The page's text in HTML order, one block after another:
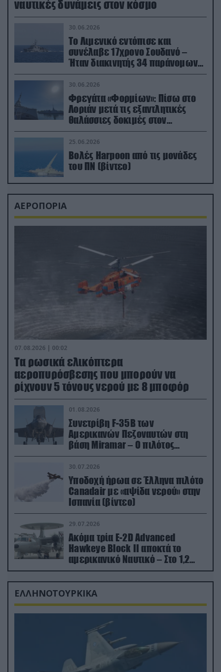
ναυτικές δυνάμεις στον κόσμο
30.06.2026
Το Λιμενικό εντόπισε και
συνέλαβε 17χρονο Σουδανό –
Ήταν διακινητής 34 παράνομων
μεταναστών
30.06.2026
Φρεγάτα «Φορμίων»: Πίσω στο
Λοριάν μετά τις εξαντλητικές
θαλάσσιες δοκιμές στον
απαιτητικό Βισκαϊκό
25.06.2026
Βολές Harpoon από τις μονάδες
του ΠΝ (βίντεο)
ΑΕΡΟΠΟΡΙΑ
07.08.2026 | 00:02
Τα ρωσικά ελικόπτερα
αεροπυρόσβεσης που μπορούν να
ρίχνουν 5 τόνους νερού με 8 μποφόρ
01.08.2026
Συνετρίβη F-35B των
Αμερικανών Πεζοναυτών στη
βάση Miramar – Ο πιλότος
εκτινάχθηκε εγκαίρως
30.07.2026
Υποδοχή ήρωα σε Έλληνα πιλότο
Canadair με «αψίδα νερού» στην
Ισπανία (βίντεο)
29.07.2026
Ακόμα τρία E-2D Advanced
Hawkeye Block II αποκτά το
αμερικανικό Ναυτικό – Στο 1,2
δισ.δολάρια το κόστος
ΕΛΛΗΝΟΤΟΥΡΚΙΚΑ